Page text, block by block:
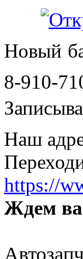
Новый
8-910-
Наш
https://
Ждем